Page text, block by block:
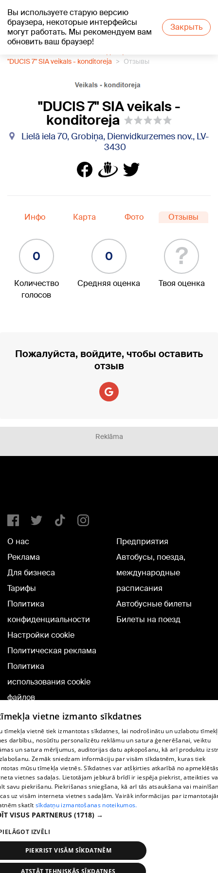
Вы используете старую версию
браузера, некоторые интерфейсы
могут работать. Мы рекомендуем вам
обновить ваш браузер!
Закрыть
+22°C
"DUCIS 7" SIA veikals - konditoreja
Отзывы
"DUCIS 7" SIA veikals -
konditoreja
Lielā iela 70, Grobiņa, Dienvidkurzemes nov., LV-
3430
Инфо Карта Фото Отзывы
0
Количество
голосов
0
Средняя оценка
?
Твоя оценка
Пожалуйста, войдите, чтобы оставить
отзыв
Reklāma
О нас
Реклама
Для бизнеса
Тарифы
Политика
конфиденциальности
Настройки cookie
Политическая реклама
Политика
использования cookie
файлов
Добавление
комментариев
Предприятия
Автобусы, поезда,
международные
расписания
Автобусные билеты
Билеты на поезд
TВ-программа
Условия договора
360 Ziņu kontakti
Helio Media
Служба помощи портала: э-почта -
All rights reserved.
vietne izmanto sīkdatnes
tīmekļa vietnē tiek izmantotas sīkdatnes, lai nodrošinātu un uzlabotu
darbību., nosūtītu personalizētu reklāmu un satura ģenerēšanai, veiktu
un satura mērījumus, auditorijas datu apkopošanu, kā arī produktu
Zemāk sniedzam informāciju par visām sīkdatnēm, kuras tiek
mūsu tīmekļa vietnēs. Sīkdatnes var atšķirties atkarībā no
vietnes sadaļas. Lietotājam jebkurā brīdī ir iespēja piekrist, atteikties
savu piekrišanu. Piekrišanas sniegšana, kā arī tās atsaukšana vai
uz visām interneta vietnes sadaļām. Vairāk informācijas par
skatīt sīkdatņu izmantošanas noteikumos.
VISUS PARTNERUS (1718) →
IZVĒLI
PIEKRIST VISĀM SĪKDATNĒM
ATSTĀT TEHNISKĀS SĪKDATNES